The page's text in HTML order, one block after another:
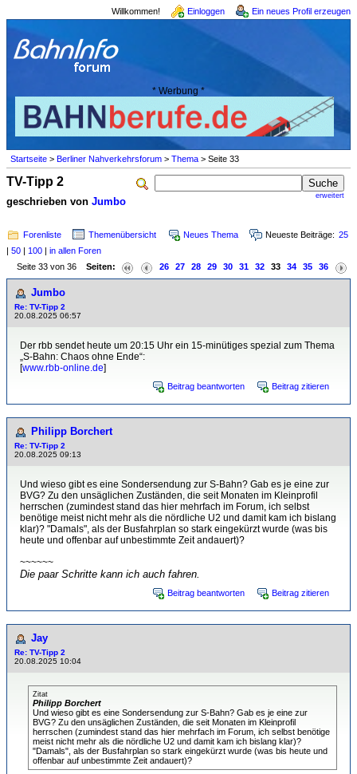
Willkommen! Einloggen Ein neues Profil erzeugen
* Werbung *
Startseite > Berliner Nahverkehrsforum > Thema > Seite 33
erweitert
TV-Tipp 2
geschrieben von Jumbo
Forenliste Themenübersicht Neues Thema Neueste Beiträge: 25
| 50 | 100 | in allen Foren
Seite 33 von 36 Seiten: 26 27 28 29 30 31 32 33 34 35 36
Jumbo
Re: TV-Tipp 2
20.08.2025 06:57
Der rbb sendet heute um 20:15 Uhr ein 15-minütiges spezial zum Thema
„S-Bahn: Chaos ohne Ende“:
[www.rbb-online.de]
Beitrag beantworten Beitrag zitieren
Philipp Borchert
Re: TV-Tipp 2
20.08.2025 09:13
Und wieso gibt es eine Sondersendung zur S-Bahn? Gab es je eine zur
BVG? Zu den unsäglichen Zuständen, die seit Monaten im Kleinprofil
herrschen (zumindest stand das hier mehrfach im Forum, ich selbst
benötige meist nicht mehr als die nördliche U2 und damit kam ich bislang
klar)? "Damals", als der Busfahrplan so stark eingekürzt wurde (was bis
heute und offenbar auf unbestimmte Zeit andauert)?
~~~~~~
Die paar Schritte kann ich auch fahren.
Beitrag beantworten Beitrag zitieren
Jay
Re: TV-Tipp 2
20.08.2025 10:04
Zitat
Philipp Borchert
Und wieso gibt es eine Sondersendung zur S-Bahn? Gab es je eine zur
BVG? Zu den unsäglichen Zuständen, die seit Monaten im Kleinprofil
herrschen (zumindest stand das hier mehrfach im Forum, ich selbst benötige
meist nicht mehr als die nördliche U2 und damit kam ich bislang klar)?
"Damals", als der Busfahrplan so stark eingekürzt wurde (was bis heute und
offenbar auf unbestimmte Zeit andauert)?